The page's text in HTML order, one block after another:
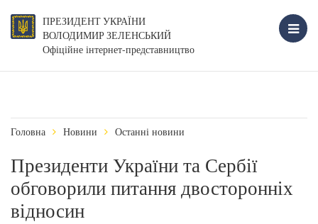
ПРЕЗИДЕНТ УКРАЇНИ
ВОЛОДИМИР ЗЕЛЕНСЬКИЙ
Офіційне інтернет-представництво
Головна Новини Останні новини
Президенти України та Сербії
обговорили питання двосторонніх
відносин